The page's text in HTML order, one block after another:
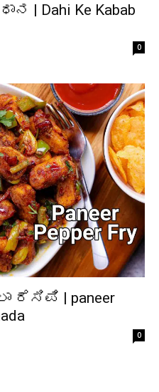
| Dahi Ke Kabab
0
ರೆಸಿಪಿ | paneer
0